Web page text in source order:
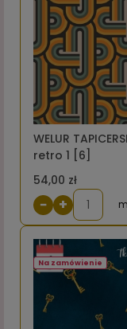
WELUR
retro 1 [6]
54,00 zł
− +
Na zamówienie